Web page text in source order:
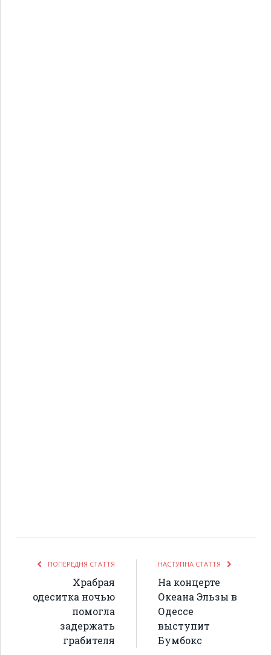
ПОПЕРЕДНЯ СТАТТЯ
Храбрая
одеситка ночью
помогла
задержать
грабителя
НАСТУПНА СТАТТЯ
На концерте
Океана Эльзы в
Одессе
выступит
Бумбокс